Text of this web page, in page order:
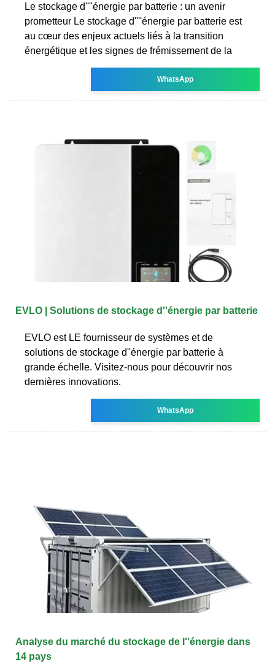
Le stockage d''''énergie par batterie : un avenir
prometteur Le stockage d''''énergie par batterie est
au cœur des enjeux actuels liés à la transition
énergétique et les signes de frémissement de la
WhatsApp
EVLO | Solutions de stockage d''énergie par batterie
EVLO est LE fournisseur de systèmes et de
solutions de stockage d''énergie par batterie à
grande échelle. Visitez-nous pour découvrir nos
dernières innovations.
WhatsApp
Analyse du marché du stockage de l''énergie dans
14 pays